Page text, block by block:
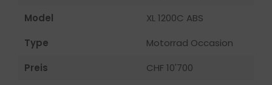
Model
XL 1200C ABS
Type
Motorrad Occasion
Preis
CHF 10'700